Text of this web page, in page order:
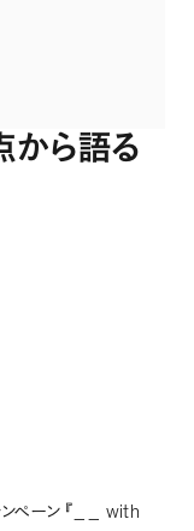
から語る
ペーン 『__ with